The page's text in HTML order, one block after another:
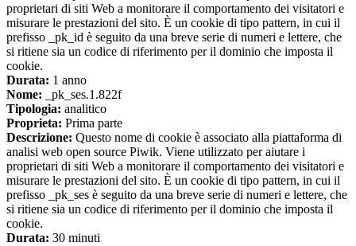
proprietari di siti Web a monitorare il comportamento dei visitatori e
misurare le prestazioni del sito. È un cookie di tipo pattern, in cui il
prefisso _pk_id è seguito da una breve serie di numeri e lettere, che
si ritiene sia un codice di riferimento per il dominio che imposta il
cookie.
Durata: 1 anno
Nome: _pk_ses.1.822f
Tipologia: analitico
Proprieta: Prima parte
Descrizione: Questo nome di cookie è associato alla piattaforma di
analisi web open source Piwik. Viene utilizzato per aiutare i
proprietari di siti Web a monitorare il comportamento dei visitatori e
misurare le prestazioni del sito. È un cookie di tipo pattern, in cui il
prefisso _pk_ses è seguito da una breve serie di numeri e lettere, che
si ritiene sia un codice di riferimento per il dominio che imposta il
cookie.
Durata: 30 minuti